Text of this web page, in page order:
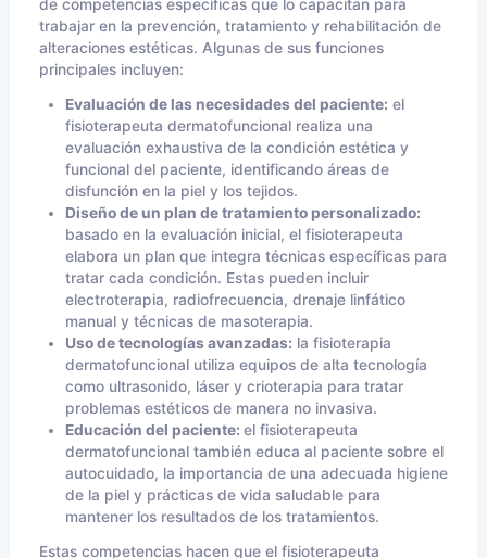
de competencias específicas que lo capacitan para
trabajar en la prevención, tratamiento y rehabilitación de
alteraciones estéticas. Algunas de sus funciones
principales incluyen:
Evaluación de las necesidades del paciente: el
fisioterapeuta dermatofuncional realiza una
evaluación exhaustiva de la condición estética y
funcional del paciente, identificando áreas de
disfunción en la piel y los tejidos.
Diseño de un plan de tratamiento personalizado:
basado en la evaluación inicial, el fisioterapeuta
elabora un plan que integra técnicas específicas para
tratar cada condición. Estas pueden incluir
electroterapia, radiofrecuencia, drenaje linfático
manual y técnicas de masoterapia.
Uso de tecnologías avanzadas: la fisioterapia
dermatofuncional utiliza equipos de alta tecnología
como ultrasonido, láser y crioterapia para tratar
problemas estéticos de manera no invasiva.
Educación del paciente: el fisioterapeuta
dermatofuncional también educa al paciente sobre el
autocuidado, la importancia de una adecuada higiene
de la piel y prácticas de vida saludable para
mantener los resultados de los tratamientos.
Estas competencias hacen que el fisioterapeuta